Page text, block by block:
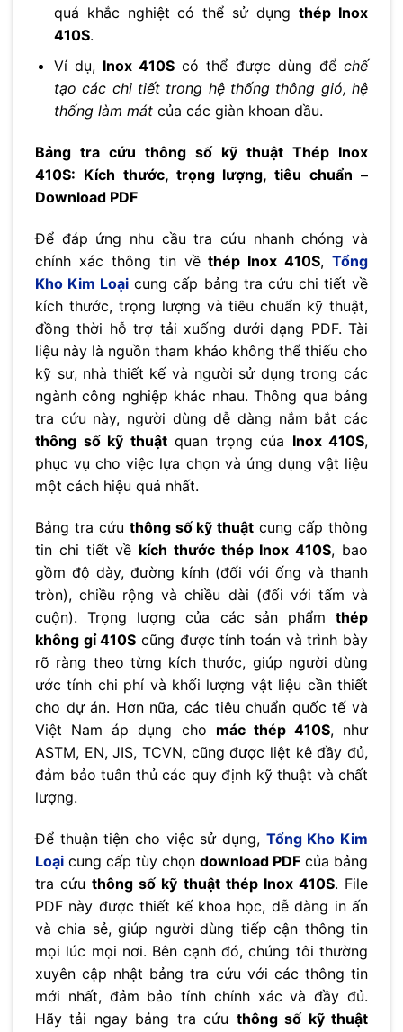
quá khắc nghiệt có thể sử dụngthép Inox
410S.
Ví dụ, Inox 410S có thể được dùng đểchế
tạo các chi tiết trong hệ thống thông gió, hệ
thống làm mátcủa các giàn khoan dầu.
Bảng tra cứu thông số kỹ thuật Thép Inox
410S: Kích thước, trọng lượng, tiêu chuẩn –
Download PDF
Để đáp ứng nhu cầu tra cứu nhanh chóng và
chính xác thông tin vềthép Inox 410S, Tổng
Kho Kim Loại cung cấp bảng tra cứu chi tiết về
kích thước, trọng lượng và tiêu chuẩn kỹ thuật,
đồng thời hỗ trợ tải xuống dưới dạng PDF. Tài
liệu này là nguồn tham khảo không thể thiếu cho
kỹ sư, nhà thiết kế và người sử dụng trong các
ngành công nghiệp khác nhau. Thông qua bảng
tra cứu này, người dùng dễ dàng nắm bắt các
thông số kỹ thuậtquan trọng của Inox 410S,
phục vụ cho việc lựa chọn và ứng dụng vật liệu
một cách hiệu quả nhất.
Bảng tra cứu thông số kỹ thuật cung cấp thông
tin chi tiết về kích thước thép Inox 410S, bao
gồm độ dày, đường kính (đối với ống và thanh
tròn), chiều rộng và chiều dài (đối với tấm và
cuộn). Trọng lượng của các sản phẩm thép
không gỉ 410S cũng được tính toán và trình bày
rõ ràng theo từng kích thước, giúp người dùng
ước tính chi phí và khối lượng vật liệu cần thiết
cho dự án. Hơn nữa, các tiêu chuẩn quốc tế và
Việt Nam áp dụng cho mác thép 410S, như
ASTM, EN, JIS, TCVN, cũng được liệt kê đầy đủ,
đảm bảo tuân thủ các quy định kỹ thuật và chất
lượng.
Để thuận tiện cho việc sử dụng, Tổng Kho Kim
Loại cung cấp tùy chọn download PDF của bảng
tra cứuthông số kỹ thuật thép Inox 410S. File
PDF này được thiết kế khoa học, dễ dàng in ấn
và chia sẻ, giúp người dùng tiếp cận thông tin
mọi lúc mọi nơi. Bên cạnh đó, chúng tôi thường
xuyên cập nhật bảng tra cứu với các thông tin
mới nhất, đảm bảo tính chính xác và đầy đủ.
Hãy tải ngay bảng tra cứu thông số kỹ thuật